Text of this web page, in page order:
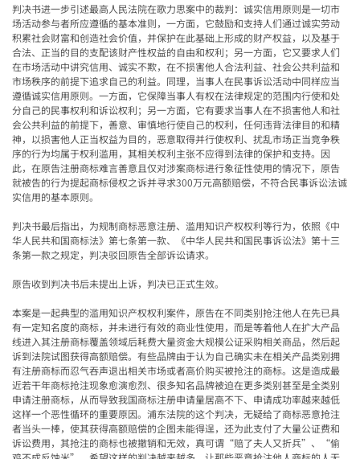
判决书进一步引述最高人民法院在歌力思案中的裁判：诚实信用原则是一切市
场活动参与者所应遵循的基本准则，一方面，它鼓励和支持人们通过诚实劳动
积累社会财富和创造社会价值，并保护在此基础上形成的财产权益，以及基于
合法、正当的目的支配该财产性权益的自由和权利；另一方面，它又要求人们
在市场活动中讲究信用、诚实不欺，在不损害他人合法利益、社会公共利益和
市场秩序的前提下追求自己的利益。同理，当事人在民事诉讼活动中同样应当
遵循诚实信用原则。一方面，它保障当事人有权在法律规定的范围内行使和处
分自己的民事权利和诉讼权利；另一方面，它有要求当事人在不损害他人和社
会公共利益的前提下，善意、审慎地行使自己的权利，任何违背法律目的和精
神，以损害他人正当权益为目的，恶意取得并行使权利、扰乱市场正当竞争秩
序的行为均属于权利滥用，其相关权利主张不应得到法律的保护和支持。因
此，在原告注册商标难言善意且仅对涉案商标进行象征性使用的情况下，原告
就被告的行为提起商标侵权之诉并寻求300万元高额赔偿，不符合民事诉讼法诚
实信用的基本原则。
判决书最后指出，为规制商标恶意注册、滥用知识产权权利等行为，依照《中
华人民共和国商标法》第七条第一款、《中华人民共和国民事诉讼法》第十三
条第一款之规定，判决驳回原告全部诉讼请求。
原告收到判决书后未提出上诉，判决已正式生效。
本案是一起典型的滥用知识产权权利案件，原告在不同类别抢注他人在先已具
有一定知名度的商标，并未进行有效的商业性使用，而是等着他人在扩大产品
线进入其注册商标覆盖领域后耗费大量资金大规模公证采购相关商品，然后起
诉到法院试图获得高额赔偿。有些品牌由于认为自己确实未在相关产品类别拥
有注册商标而忍气吞声退出相关市场或者高价购买被抢注的商标。这是造成最
近若干年商标抢注现象愈演愈烈、很多知名品牌被迫在更多类别甚至是全类别
申请注册商标，从而导致我国商标注册申请量居高不下、申请成功率越来越低
这样一个恶性循环的重要原因。浦东法院的这个判决，无疑给了商标恶意抢注
者当头一棒，使其获得高额赔偿的企图未能得逞，还为此支付了大量公证费和
诉讼费用，其抢注的商标也被撤销和无效，真可谓“赔了夫人又折兵”、“偷